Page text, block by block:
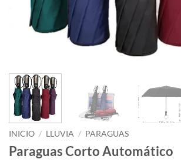
INICIO / LLUVIA / PARAGUAS
Paraguas Corto Automático